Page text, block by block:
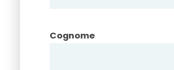
Cognome